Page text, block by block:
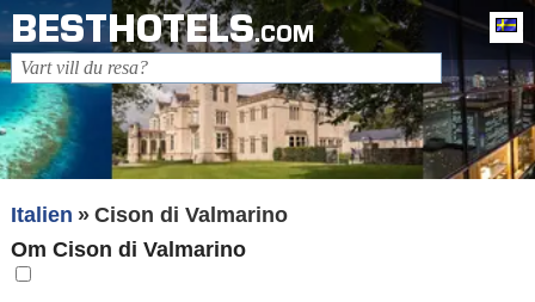
BESTHOTELS.COM
Italien
Cison di Valmarino
Om Cison di Valmarino